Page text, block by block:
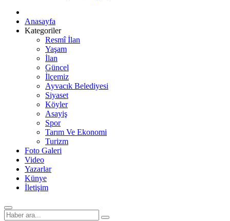
Anasayfa
Kategoriler
Resmî İlan
Yaşam
İlan
Güncel
İlçemiz
Ayvacık Belediyesi
Siyaset
Köyler
Asayiş
Spor
Tarım Ve Ekonomi
Turizm
Foto Galeri
Video
Yazarlar
Künye
İletişim